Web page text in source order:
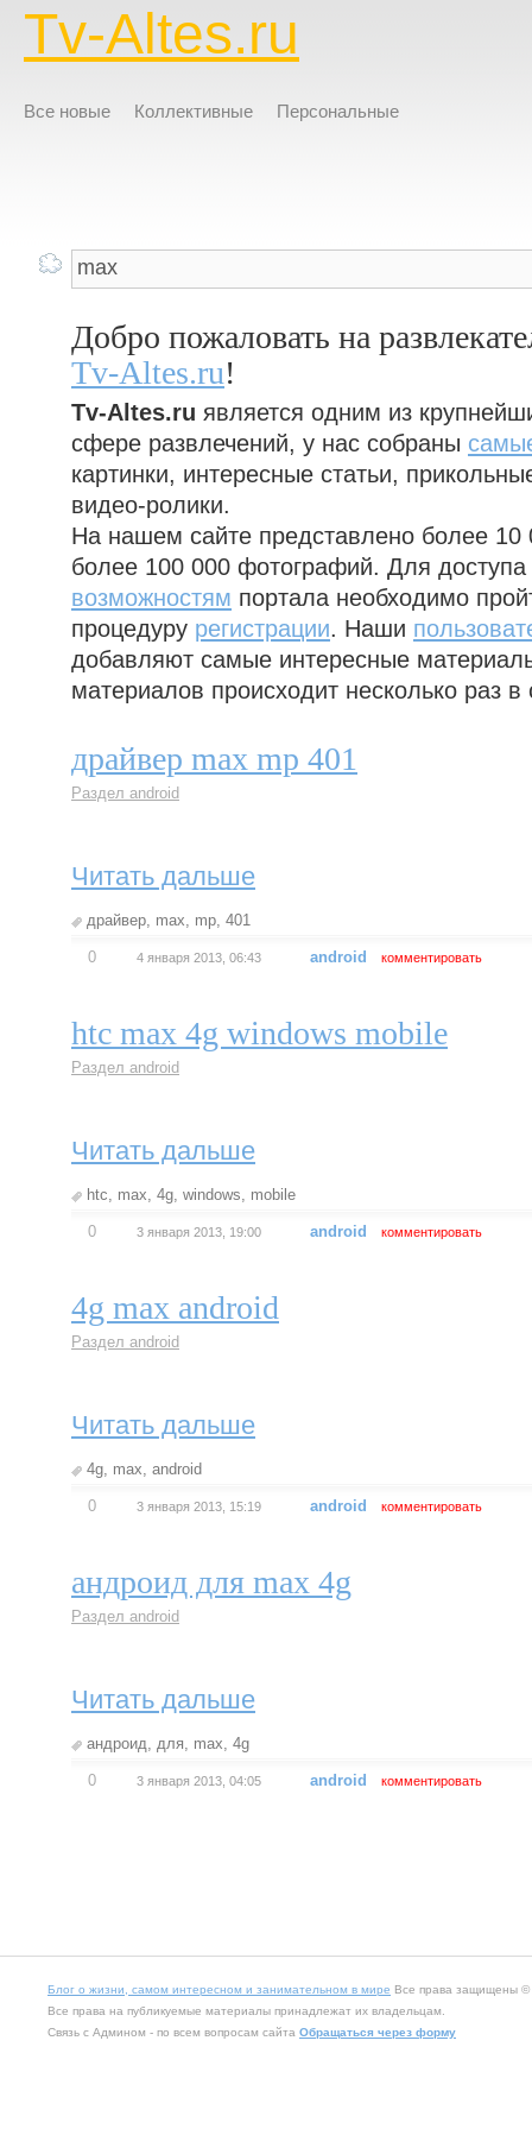
Tv-Altes.ru
Все новые Коллективные Персональные
Добро пожаловать на
Tv-Altes.ru!
Tv-Altes.ru является одним из
сфере развлечений, у нас собраны
картинки, интересные статьи,
видео-ролики.
На нашем сайте представлено более 10
более 100 000 фотографий. Для
возможностям портала необходимо
процедуру регистрации. Наши
добавляют самые интересные
материалов происходит несколько раз в
драйвер max mp 401
Раздел android
Читать дальше
драйвер, max, mp, 401
0 4 января 2013, 06:43 android комментировать
htc max 4g windows mobile
Раздел android
Читать дальше
htc, max, 4g, windows, mobile
0 3 января 2013, 19:00 android комментировать
4g max android
Раздел android
Читать дальше
4g, max, android
0 3 января 2013, 15:19 android комментировать
андроид для max 4g
Раздел android
Читать дальше
андроид, для, max, 4g
0 3 января 2013, 04:05 android комментировать
Блог о жизни, самом интересном и занимательном в мире Все права защищены ©
Все права на публикуемые материалы принадлежат их владельцам.
Связь с Админом - по всем вопросам сайта Обращаться через форму